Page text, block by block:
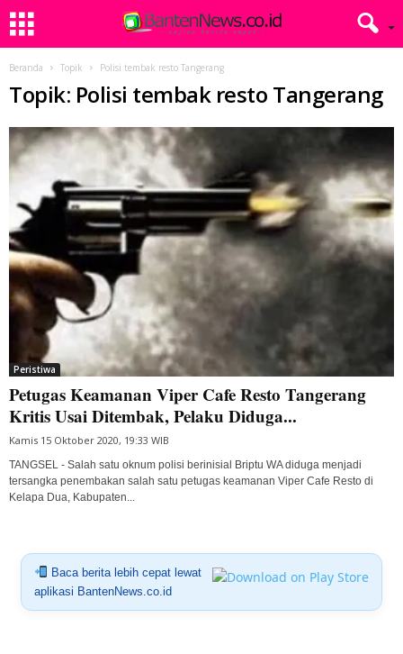
Beranda Topik Polisi tembak resto Tangerang
Topik: Polisi tembak resto Tangerang
Peristiwa
Petugas Keamanan Viper Cafe Resto Tangerang
Kritis Usai Ditembak, Pelaku Diduga...
Kamis 15 Oktober 2020, 19:33 WIB
TANGSEL - Salah satu oknum polisi berinisial Briptu WA diduga menjadi
tersangka penembakan salah satu petugas keamanan Viper Cafe Resto di
Kelapa Dua, Kabupaten...
Baca berita lebih cepat lewat
aplikasi BantenNews.co.id